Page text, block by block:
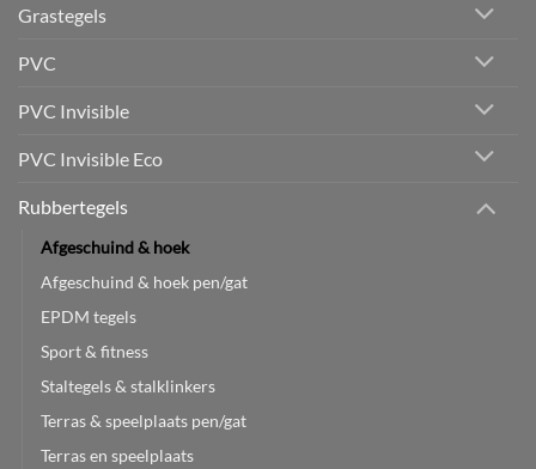
Grastegels
PVC
PVC Invisible
PVC Invisible Eco
Rubbertegels
Afgeschuind & hoek
Afgeschuind & hoek pen/gat
EPDM tegels
Sport & fitness
Staltegels & stalklinkers
Terras & speelplaats pen/gat
Terras en speelplaats